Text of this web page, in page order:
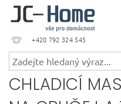
+420 792 324 545
CHLADICÍ